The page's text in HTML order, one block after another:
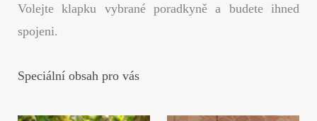
Volejte klapku vybrané poradkyně a budete ihned
spojeni.
Speciální obsah pro vás